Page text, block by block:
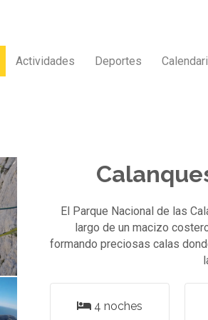
Actividades Deportes
El Parque Nacional de las
largo de un macizo
formando preciosas calas
4 noches